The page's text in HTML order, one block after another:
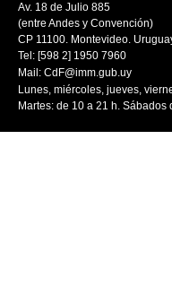
Av. 18 de Julio 885
(entre Andes y Convención)
CP 11100. Montevideo.
Tel: [598 2] 1950 7960
Mail: CdF@imm.gub.uy
Lunes, miércoles, jueves,
Martes: de 10 a 21 h. Sábados